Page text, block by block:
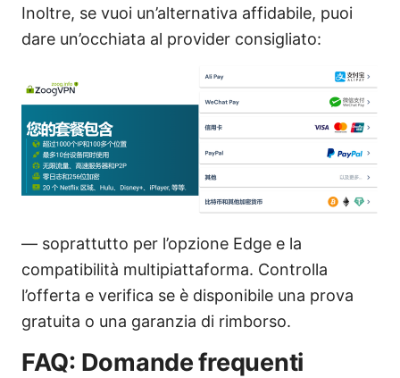
Inoltre, se vuoi un’alternativa affidabile, puoi
dare un’occhiata al provider consigliato:
— soprattutto per l’opzione Edge e la
compatibilità multipiattaforma. Controlla
l’offerta e verifica se è disponibile una prova
gratuita o una garanzia di rimborso.
FAQ: Domande frequenti